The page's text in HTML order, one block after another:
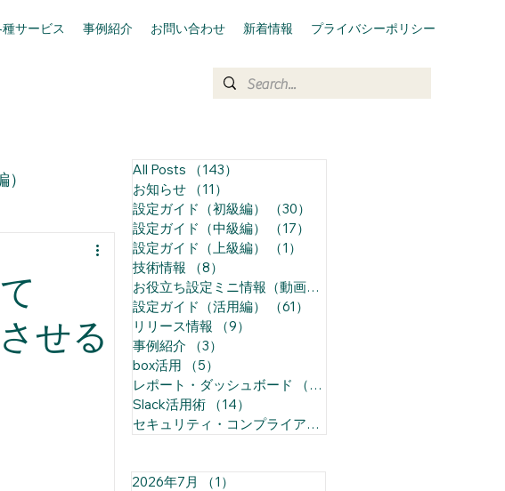
種サービス 事例紹介 お問い合わせ 新着情報 プライバシーポリシー
せる
All Posts （143）
お知らせ
（11）
設定ガイド（初級編）
（30）
設定ガイド（中級編）
（17）
設定ガイド（上級編）
（1）
技術情報
（8）
お役立ち設定ミニ情報（動画）
設定ガイド（活用編）
（61）
リリース情報
（9）
事例紹介
（3）
box活用
（5）
レポート・ダッシュボード
（14）
Slack活用術
（14）
セキュリティ・コンプライアンス
2026年7月 （1）